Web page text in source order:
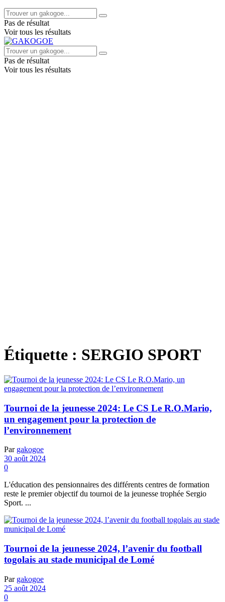
Pas de résultat
Voir tous les résultats
Pas de résultat
Voir tous les résultats
Étiquette : SERGIO SPORT
Tournoi de la jeunesse 2024: Le CS Le R.O.Mario,
un engagement pour la protection de
l’environnement
Par gakogoe
30 août 2024
0
L'éducation des pensionnaires des différents centres de formation
reste le premier objectif du tournoi de la jeunesse trophée Sergio
Sport. ...
Tournoi de la jeunesse 2024, l’avenir du football
togolais au stade municipal de Lomé
Par gakogoe
25 août 2024
0